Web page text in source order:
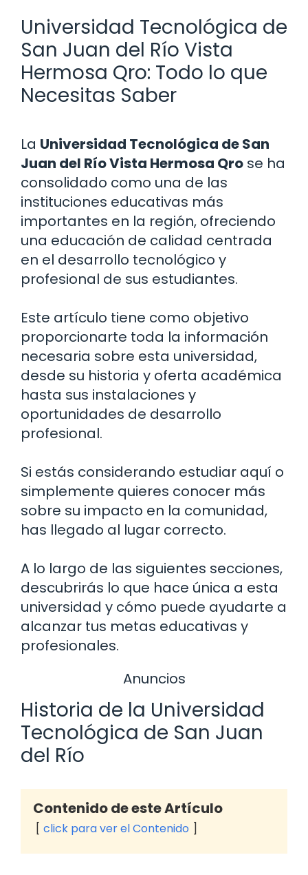
Universidad Tecnológica de
San Juan del Río Vista
Hermosa Qro: Todo lo que
Necesitas Saber
La Universidad Tecnológica de San
Juan del Río Vista Hermosa Qro se ha
consolidado como una de las
instituciones educativas más
importantes en la región, ofreciendo
una educación de calidad centrada
en el desarrollo tecnológico y
profesional de sus estudiantes.
Este artículo tiene como objetivo
proporcionarte toda la información
necesaria sobre esta universidad,
desde su historia y oferta académica
hasta sus instalaciones y
oportunidades de desarrollo
profesional.
Si estás considerando estudiar aquí o
simplemente quieres conocer más
sobre su impacto en la comunidad,
has llegado al lugar correcto.
A lo largo de las siguientes secciones,
descubrirás lo que hace única a esta
universidad y cómo puede ayudarte a
alcanzar tus metas educativas y
profesionales.
Anuncios
Historia de la Universidad
Tecnológica de San Juan
del Río
Contenido de este Artículo
click para ver el Contenido